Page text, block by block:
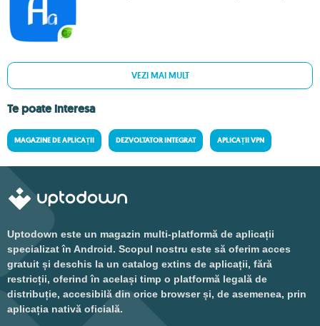
VEZI MAI MULT
Te poate interesa
MAGAZINE DE APLICAȚII DEZVOLTATOR INTEGRAT APLICAȚII VPN
Uptodown este un magazin multi-platformă de aplicații
specializat în Android. Scopul nostru este să oferim acces
gratuit și deschis la un catalog extins de aplicații, fără
restricții, oferind în același timp o platformă legală de
distribuție, accesibilă din orice browser și, de asemenea, prin
aplicația nativă oficială.